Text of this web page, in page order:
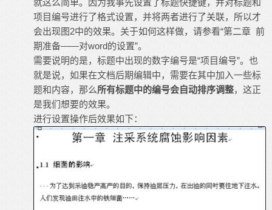
就这么简单。因为我事先设置了标题快捷键，并对标题和
项目编号进行了格式设置，并将两者进行了关联，所以才
会出现图2中的效果。关于如何这样做，请参看“第二章 前
期准备——对word的设置”。
需要说明的是，标题中出现的数字编号是“项目编号”。也
就是说，如果在文档后期编辑中，需要在其中加入一些标
题和内容，那么所有标题中的编号会自动排序调整，这正
是我们想要的效果。
进行设置操作后效果如下：